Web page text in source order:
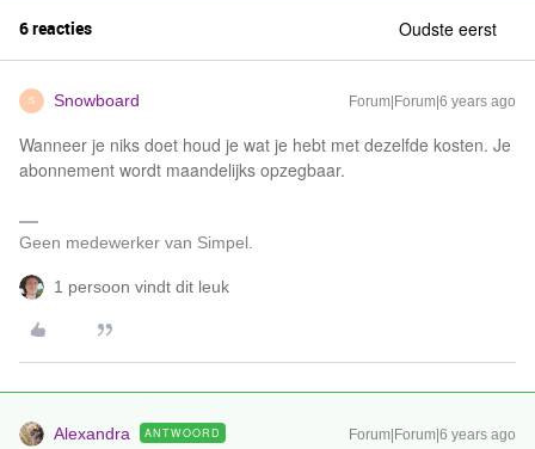
6 reacties Oudste eerst
S Snowboard Forum|Forum|6 years ago
Wanneer je niks doet houd je wat je hebt met dezelfde kosten. Je
abonnement wordt maandelijks opzegbaar.
Geen medewerker van Simpel.
1 persoon vindt dit leuk
Alexandra ANTWOORD Forum|Forum|6 years ago